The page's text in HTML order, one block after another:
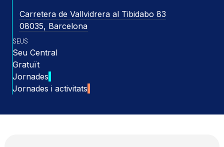
Carretera de Vallvidrera al Tibidabo 83
08035, Barcelona
SEUS
Seu Central
Gratuït
Jornades
Jornades i activitats